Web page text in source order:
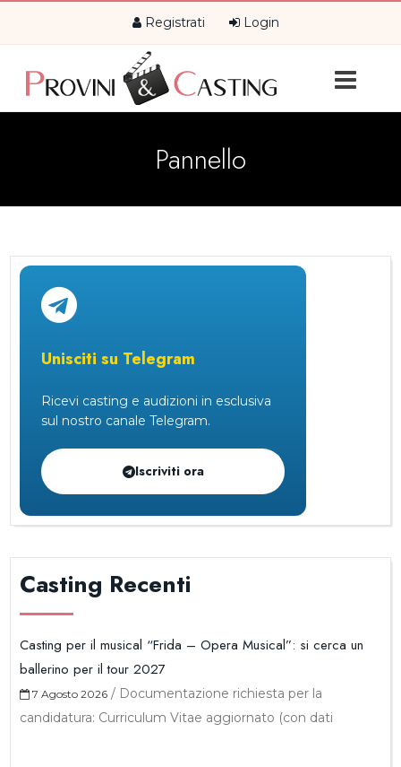
Registrati Login
Pannello
Unisciti su Telegram
Ricevi casting e audizioni in esclusiva
sul nostro canale Telegram.
Iscriviti ora
Casting Recenti
Casting per il musical “Frida – Opera Musical”: si cerca un
ballerino per il tour 2027
7 Agosto 2026 / Documentazione richiesta per la
candidatura: Curriculum Vitae aggiornato (con dati